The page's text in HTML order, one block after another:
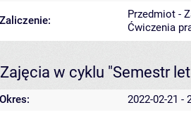
Zaliczenie:
Przedmiot -
Ćwiczenia
Zajęcia w cyklu "Semestr
Okres: 2022-02-21 -